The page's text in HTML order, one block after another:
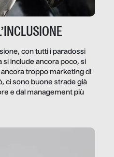
con tutti i paradossi
si include ancora poco, si
ancora troppo marketing di
ci sono buone strade già
e dal management più